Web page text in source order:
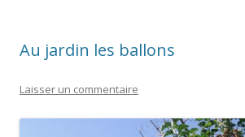
Au jardin les ballons
Laisser un commentaire